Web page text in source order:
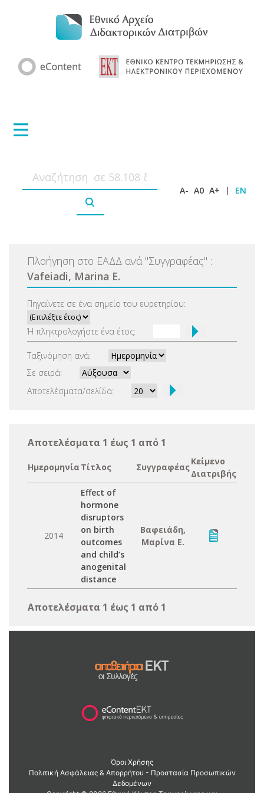
A- A0 A+ | EN
Πλοήγηση στο ΕΑΔΔ ανά "Συγγραφέας" :
Vafeiadi, Marina E.
Πηγαίνετε σε ένα σημείο του ευρετηρίου:
Ή πληκτρολογήστε ένα έτος:
Ταξινόμηση ανά:
Σε σειρά:
Αποτελέσματα/σελίδα:
Αποτελέσματα 1 έως 1 από 1
Ημερομηνία Τίτλος Συγγραφέας
Κείμενο
Διατριβής
2014
Effect of
hormone
disruptors
on birth
outcomes
and child’s
anogenital
distance
Βαφειάδη,
Μαρίνα Ε.
Αποτελέσματα 1 έως 1 από 1